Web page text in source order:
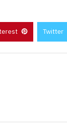
Twitter